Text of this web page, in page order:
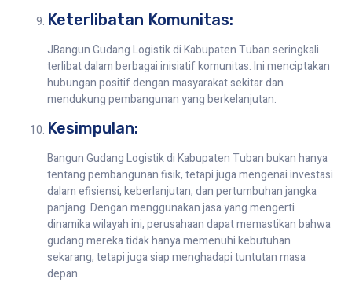
Keterlibatan Komunitas:
JBangun Gudang Logistik di Kabupaten Tuban seringkali
terlibat dalam berbagai inisiatif komunitas. Ini menciptakan
hubungan positif dengan masyarakat sekitar dan
mendukung pembangunan yang berkelanjutan.
Kesimpulan:
Bangun Gudang Logistik di Kabupaten Tuban bukan hanya
tentang pembangunan fisik, tetapi juga mengenai investasi
dalam efisiensi, keberlanjutan, dan pertumbuhan jangka
panjang. Dengan menggunakan jasa yang mengerti
dinamika wilayah ini, perusahaan dapat memastikan bahwa
gudang mereka tidak hanya memenuhi kebutuhan
sekarang, tetapi juga siap menghadapi tuntutan masa
depan.